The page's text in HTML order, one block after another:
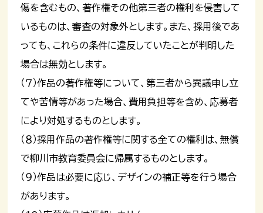
傷を含むもの、著作権その他第三者の権利を侵害して
いるものは、審査の対象外とします。また、採用後であ
っても、これらの条件に違反していたことが判明した
場合は無効とします。
（７）作品の著作権等について、第三者から異議申し立
てや苦情等があった場合、費用負担等を含め、応募者
により対処するものとします。
（８）採用作品の著作権等に関する全ての権利は、無償
で柳川市教育委員会に帰属するものとします。
（９）作品は必要に応じ、デザインの補正等を行う場合
があります。